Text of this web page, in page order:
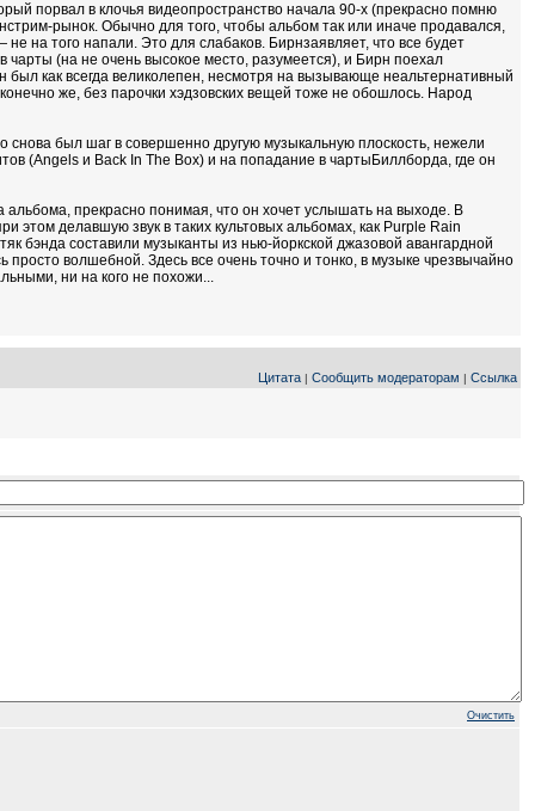
порвал в клочья видеопространство начала 90-х (прекрасно помню
рынок. Обычно для того, чтобы альбом так или иначе продавался,
на того напали. Это для слабаков. Бирнзаявляет, что все будет
(на не очень высокое место, разумеется), и Бирн поехал
был как всегда великолепен, несмотря на вызывающе неальтернативный
же, без парочки хэдзовских вещей тоже не обошлось. Народ
был шаг в совершенно другую музыкальную плоскость, нежели
(Angels и Back In The Box) и на попадание в чартыБиллборда, где он
прекрасно понимая, что он хочет услышать на выходе. В
делавшую звук в таких культовых альбомах, как Purple Rain
бэнда составили музыканты из нью-йоркской джазовой авангардной
волшебной. Здесь все очень точно и тонко, в музыке чрезвычайно
ни на кого не похожи...
Цитата | Сообщить модераторам | Ссылка
Очистить